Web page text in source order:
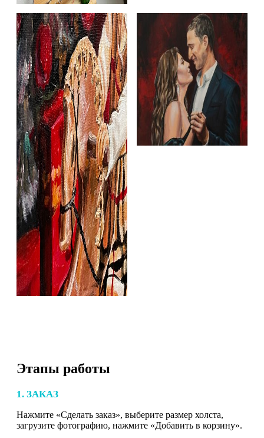
Этапы работы
1. ЗАКАЗ
Нажмите «Сделать заказ», выберите размер холста,
загрузите фотографию, нажмите «Добавить в корзину».